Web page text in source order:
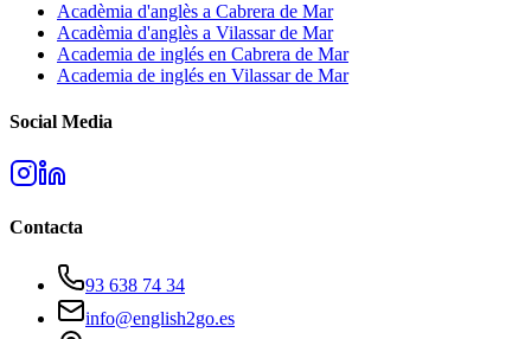
Acadèmia d'anglès a Cabrera de Mar
Acadèmia d'anglès a Vilassar de Mar
Academia de inglés en Cabrera de Mar
Academia de inglés en Vilassar de Mar
Social Media
Contacta
93 638 74 34
info@english2go.es